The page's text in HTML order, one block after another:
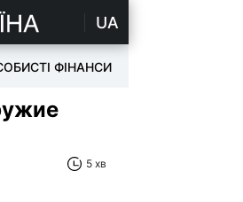
UA
ФІНАНСИ
5 хв